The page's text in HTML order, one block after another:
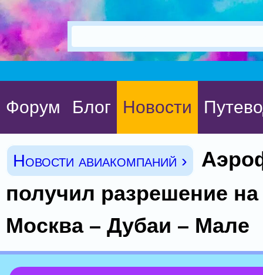
Форум Блог Новости
Новости авиакомпаний ›
получил разрешение
Москва – Дубаи – Мале